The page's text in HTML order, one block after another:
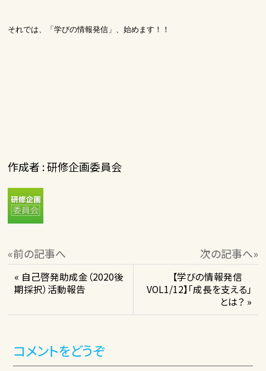
それでは、「学びの情報発信」、始めます！！
作成者 : 研修企画委員会
«前の記事へ 次の記事へ»
« 自己啓発助成金（2020後
期採択）活動報告
【学びの情報発信
VOL1/12】「成長を支える」
とは？ »
コメントをどうぞ